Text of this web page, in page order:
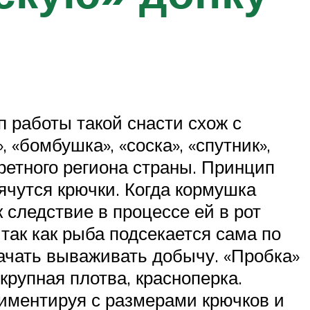
такой снасти схож с
«соска», «спутник»,
региона страны. Принцип
крючки. Когда кормушка
в процессе ей в рот
как рыба подсекается сама по
вываживать добычу. «Пробка»
плотва, красноперка.
с размерами крючков и